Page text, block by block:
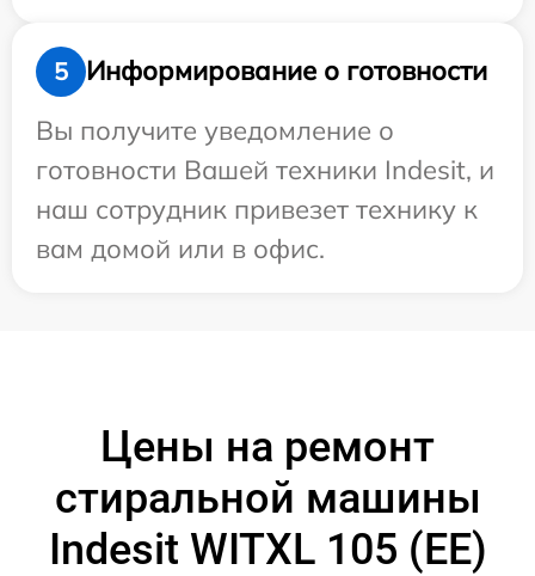
5
Информирование о готовности
Вы получите уведомление о
готовности Вашей техники Indesit, и
наш сотрудник привезет технику к
вам домой или в офис.
Цены на ремонт
стиральной машины
Indesit WITXL 105 (EE)